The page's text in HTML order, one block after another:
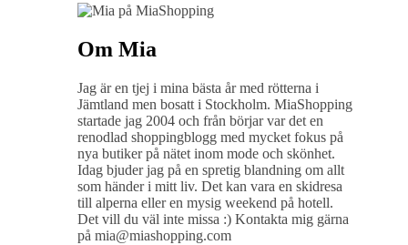
Om Mia
Jag är en tjej i mina bästa år med rötterna i
Jämtland men bosatt i Stockholm. MiaShopping
startade jag 2004 och från börjar var det en
renodlad shoppingblogg med mycket fokus på
nya butiker på nätet inom mode och skönhet.
Idag bjuder jag på en spretig blandning om allt
som händer i mitt liv. Det kan vara en skidresa
till alperna eller en mysig weekend på hotell.
Det vill du väl inte missa :) Kontakta mig gärna
på mia@miashopping.com